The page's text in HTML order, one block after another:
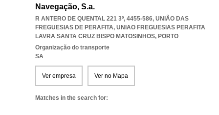
Navegação, S.a.
R ANTERO DE QUENTAL 221 3º, 4455-586, UNIÃO DAS
FREGUESIAS DE PERAFITA, UNIAO FREGUESIAS PERAFITA
LAVRA SANTA CRUZ BISPO MATOSINHOS, PORTO
Organização do transporte
SA
Ver empresa Ver no Mapa
Matches in the search for: